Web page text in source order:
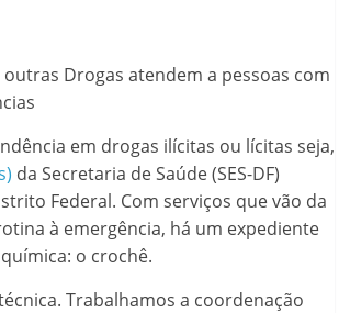
Drogas atendem a pessoas com
em drogas ilícitas ou lícitas seja,
da Secretaria de Saúde (SES-DF)
Federal. Com serviços que vão da
à emergência, há um expediente
o crochê.
Trabalhamos a coordenação